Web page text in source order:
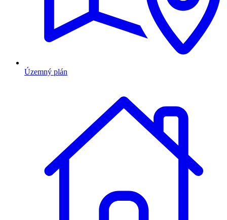
Územný plán